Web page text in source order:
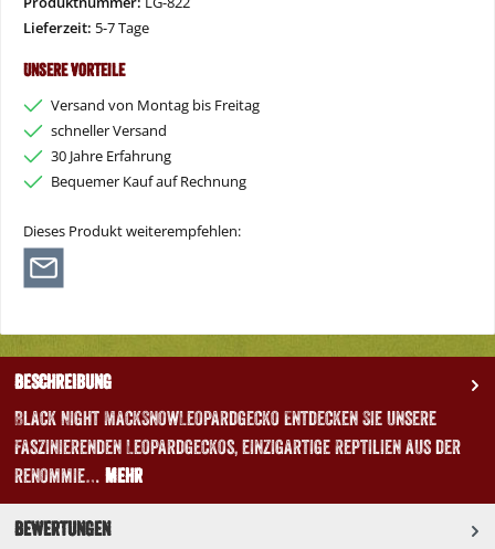
Lieferzeit: 5-7 Tage
Unsere Vorteile
Versand von Montag bis Freitag
schneller Versand
30 Jahre Erfahrung
Bequemer Kauf auf Rechnung
Dieses Produkt weiterempfehlen:
Beschreibung
Black Night MackSnowLeopardgecko Entdecken Sie unsere
faszinierenden Leopardgeckos, einzigartige Reptilien aus der
renommie… Mehr
Bewertungen